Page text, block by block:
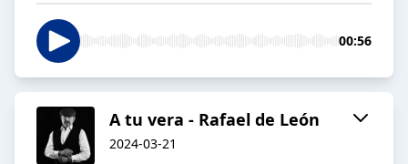
00:56
A tu vera - Rafael de León
2024-03-21